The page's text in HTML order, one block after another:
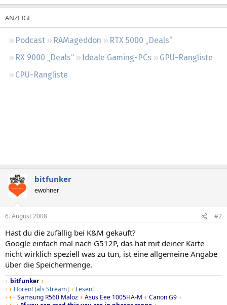
Podcast RAMageddon
RTX 5000 „Deals“
RX 9000 „Deals“
Ideale Gaming-PCs
GPU-Rangliste
CPU-Rangliste
bitfunker
ewohner
6. August 2008 #2
Hast du die zufällig bei K&M gekauft?
Google einfach mal nach G512P, das hat mit deiner Karte
nicht wirklich speziell was zu tun, ist eine allgemeine Angabe
über die Speichermenge.
+ bitfunker+
++ Hören! [als Stream] + Lesen!+
+++Samsung R560 Maloz+Asus Eee 1005HA-M +Canon G9+